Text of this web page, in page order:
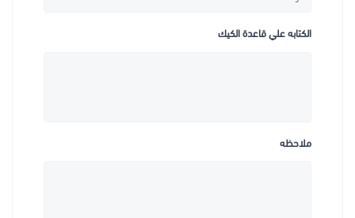
الكتابه علي قاعدة الكيك
ملاحظه